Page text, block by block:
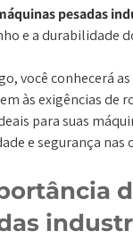
pesadas
e a durabilidade
você conhecerá
às exigências de
para suas
e segurança nas